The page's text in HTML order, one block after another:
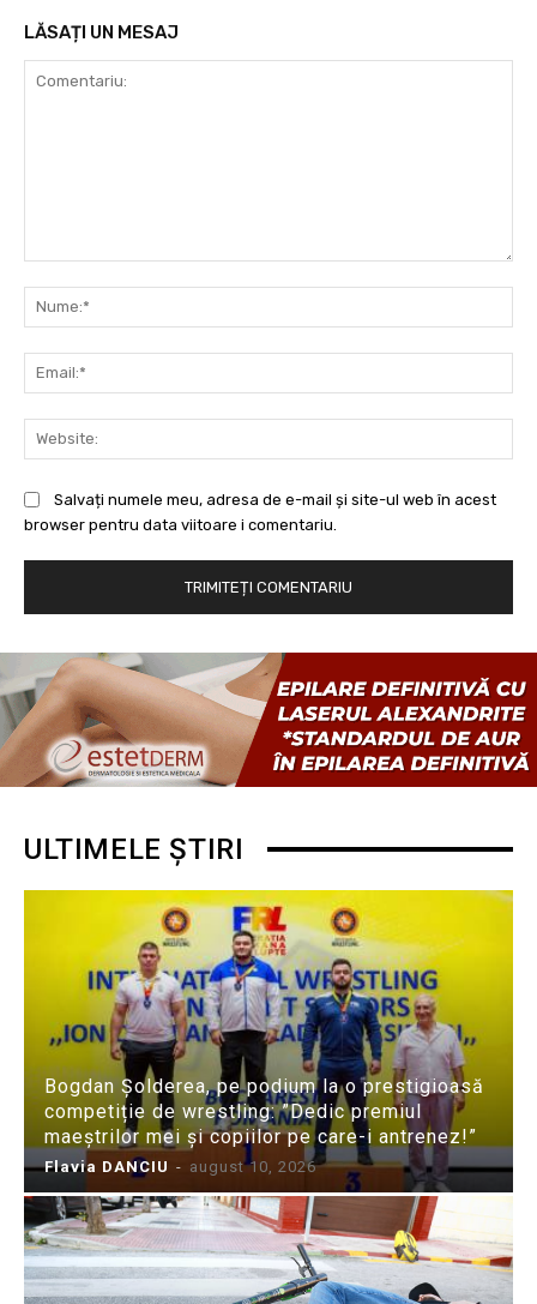
LĂSAȚI UN MESAJ
Salvați numele meu, adresa de e-mail și site-ul web în acest
browser pentru data viitoare i comentariu.
ULTIMELE ȘTIRI
Bogdan Șolderea, pe podium la o prestigioasă
competiție de wrestling: ”Dedic premiul
maeștrilor mei și copiilor pe care-i antrenez!”
Flavia DANCIU - august 10, 2026